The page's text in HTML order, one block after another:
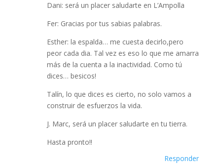
Dani: será un placer saludarte en L’Ampolla
Fer: Gracias por tus sabias palabras.
Esther: la espalda… me cuesta decirlo,pero
peor cada dia. Tal vez es eso lo que me amarra
más de la cuenta a la inactividad. Como tú
dices… besicos!
Talín, lo que dices es cierto, no solo vamos a
construir de esfuerzos la vida.
J. Marc, será un placer saludarte en tu tierra.
Hasta pronto!!
Responder